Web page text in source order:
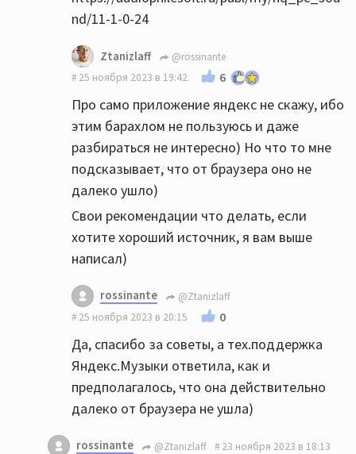
нравится больше.
Ну еще бы, цап и звук Xonar это печаль,
только тинейджерам в игрушки играть
подходит)
В общем, вам чтоб что-то понять оценить,
надо норм цап сначало.
nd/11-1-0-24
Ztanizlaff
@rossinante
25 ноября 2023 в 19:42
6
Про само приложение яндекс не скажу, ибо
этим барахлом не пользуюсь и даже
разбираться не интересно) Но что то мне
подсказывает, что от браузера оно не
далеко ушло)
Свои рекомендации что делать, если
хотите хороший источник, я вам выше
написал)
rossinante
@Ztanizlaff
25 ноября 2023 в 20:15
0
Да, спасибо за советы, а тех.поддержка
Яндекс.Музыки ответила, как и
предполагалось, что она действительно
далеко от браузера не ушла)
rossinante @Ztanizlaff 23 ноября 2023 в 18:13